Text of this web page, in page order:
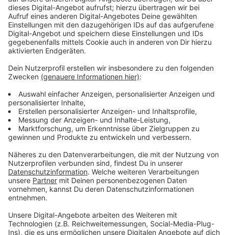
Die Feuerwehr verschaffte sich Zugang zum Gebäude
und Einsatzkräfte mit Watthosen erkundeten den
Kellerbereich und suchten die undichte Stelle. Parallel
wurde an einer Außentür eine Entlastung geschaffen,
damit das Wasser zu Teilen abfließen konnte und sich
die Tür dann öffnen ließ. Als Ursache wurde ein Defekt
in der Hausinstallation gefunden und das Wasser
abgedreht. Nach ersten Schätzungen sind rund eine
halbe Millionen Liter ausgelaufen. Da auch die
elektrische Anlage betroffen war, wurde der
Rufbereitschaftsdienst des Energieversorgers
hinzugezogen. Nach einer Kontrolle wurde das
Gebäude geräumt und stromlos geschaltet. Nachdem
das Wasser weitestgehend abgeflossen und die
Energieversorgung abgeschaltet war, konnte die
Einsatzstelle an einen Vertreter des Betreibers
übergeben werden.